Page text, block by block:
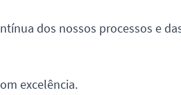
dos nossos processos e
excelência.